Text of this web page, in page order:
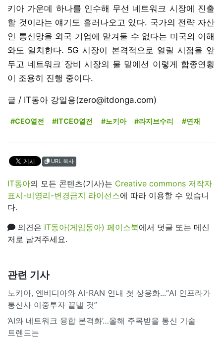
키아 가운데 하나를 인수해 무선 네트워크 시장에 진출
할 것이라는 얘기도 흘러나오고 있다. 국가의 전략 자산
인 통신망을 외국 기업에 맡겨둘 수 없다는 미국의 이해
와도 일치한다. 5G 시장이 본격적으로 열릴 시점을 앞
두고 네트워크 장비 시장의 물 밑에선 이렇게 합종연횡
이 조용히 진행 중이다.
글 / IT동아 강일용(zero@itdonga.com)
#CEO열전 #ITCEO열전 #노키아 #라지브수리 #연재
URL 복사
IT동아의 모든 콘텐츠(기사)는 Creative commons 저작자
표시-비영리-변경금지 라이선스에 따라 이용할 수 있습니
다.
의견은 IT동아(게임동아) 페이스북에서 덧글 또는 메신
저로 남겨주세요.
관련 기사
노키아, 엔비디아와 AI-RAN 연내 첫 상용화...“AI 인프라가
통신사 이중투자 끝낼 것”
‘AI와 네트워크 융합 본격화’…올해 주목받을 통신 기술
트렌드는